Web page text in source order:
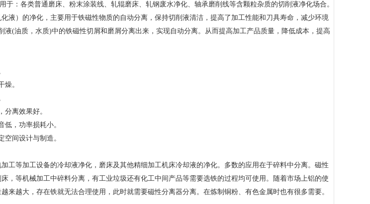
于：各类普通磨床、粉末涂装线、轧辊磨床、轧钢废水净化、轴承磨削线等含颗粒杂质的切削液净化场合。
液）的净化，主要用于铁磁性物质的自动分离，保持切削液清洁，提高了加工性能和刀具寿命，减少环境
液(油质，水质)中的铁磁性切屑和磨屑分离出来，实现自动分离。从而提高加工产品质量，降低成本，提高
燥。
分离效果好。
低，功率损耗小。
空间设计与制造。
工等加工设备的冷却液净化，磨床及其他精细加工机床冷却液的净化。多数的应用在于碎料中分离。磁性
，等机械加工中碎料分离，有工业垃圾还有化工中间产品等需要选铁的过程均可使用。随着市场上铝的使
来越大，存在铁就无法合理使用，此时就需要磁性分离器分离。在炼制铜粉、有色金属时也有很多需要。